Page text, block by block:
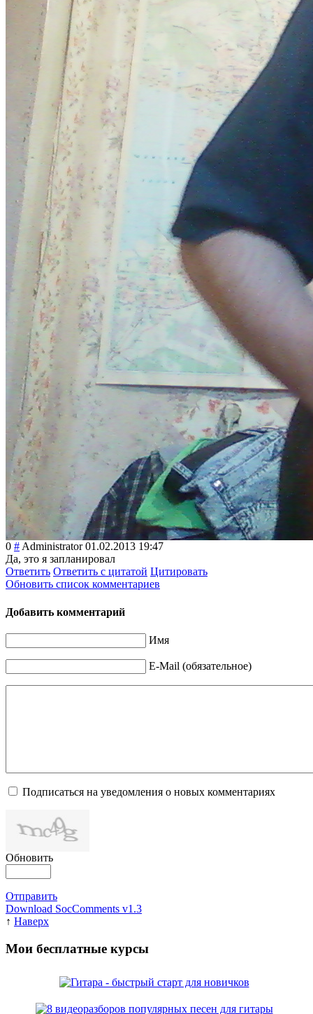
0 #Administrator 01.02.2013 19:47
Да, это я запланировал
Ответить Ответить с цитатой Цитировать
Обновить список комментариев
Добавить комментарий
Имя
E-Mail (обязательное)
Подписаться на уведомления о новых комментариях
Обновить
Отправить
Download SocComments v1.3
↑ Наверх
Мои бесплатные курсы